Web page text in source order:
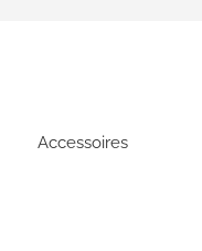
Accessoires